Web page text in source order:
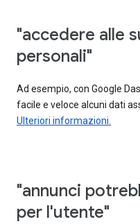
"accedere alle
personali"
Ad esempio, con Google
facile e veloce alcuni dati
Ulteriori informazioni.
"annunci
per l'utente"